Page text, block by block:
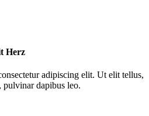
Herz
adipiscing elit. Ut elit tellus,
pulvinar dapibus leo.